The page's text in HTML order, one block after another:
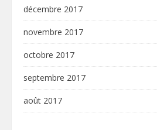
décembre 2017
novembre 2017
octobre 2017
septembre 2017
août 2017